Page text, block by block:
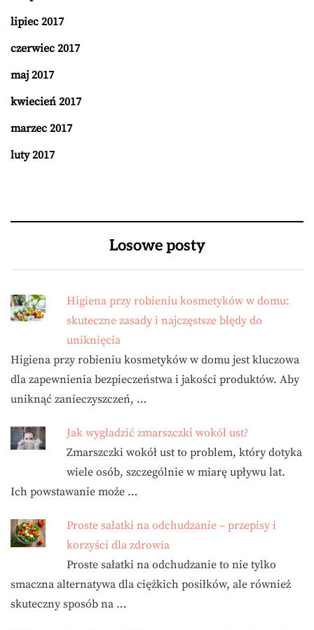
lipiec 2017
czerwiec 2017
maj 2017
kwiecień 2017
marzec 2017
luty 2017
Losowe posty
Higiena przy robieniu kosmetyków w domu:
skuteczne zasady i najczęstsze błędy do
uniknięcia
Higiena przy robieniu kosmetyków w domu jest kluczowa
dla zapewnienia bezpieczeństwa i jakości produktów. Aby
uniknąć zanieczyszczeń, …
Jak wygładzić zmarszczki wokół ust?
Zmarszczki wokół ust to problem, który dotyka
wiele osób, szczególnie w miarę upływu lat.
Ich powstawanie może …
Proste sałatki na odchudzanie – przepisy i
korzyści dla zdrowia
Proste sałatki na odchudzanie to nie tylko
smaczna alternatywa dla ciężkich posiłków, ale również
skuteczny sposób na …